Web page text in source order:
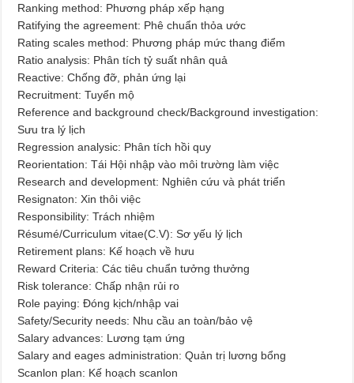
Ranking method: Phương pháp xếp hạng
Ratifying the agreement: Phê chuẩn thỏa ước
Rating scales method: Phương pháp mức thang điểm
Ratio analysis: Phân tích tỷ suất nhân quả
Reactive: Chống đỡ, phản ứng lại
Recruitment: Tuyển mộ
Reference and background check/Background investigation:
Sưu tra lý lịch
Regression analysic: Phân tích hồi quy
Reorientation: Tái Hội nhập vào môi trường làm việc
Research and development: Nghiên cứu và phát triển
Resignaton: Xin thôi việc
Responsibility: Trách nhiệm
Résumé/Curriculum vitae(C.V): Sơ yếu lý lịch
Retirement plans: Kế hoạch về hưu
Reward Criteria: Các tiêu chuẩn tưởng thưởng
Risk tolerance: Chấp nhận rủi ro
Role paying: Đóng kịch/nhập vai
Safety/Security needs: Nhu cầu an toàn/bảo vệ
Salary advances: Lương tạm ứng
Salary and eages administration: Quản trị lương bổng
Scanlon plan: Kế hoạch scanlon